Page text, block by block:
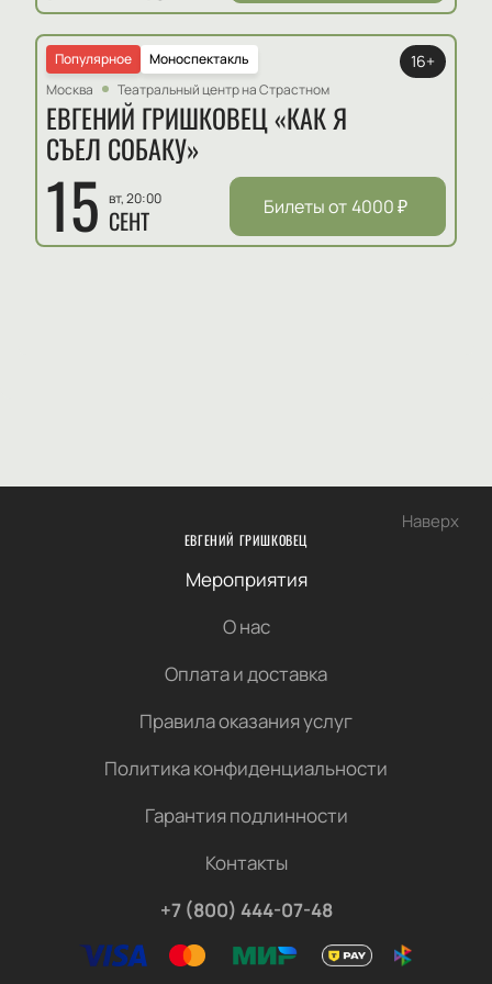
Моноспектакль
Популярное
Москва
Театральный центр на Страстном
ЕВГЕНИЙ ГРИШКОВЕЦ «КАК Я
СЪЕЛ СОБАКУ»
15 вт, 20:00
СЕНТ
16+
Билеты от 4000₽
Наверх
ЕВГЕНИЙ ГРИШКОВЕЦ
Мероприятия
О нас
Оплата и доставка
Правила оказания услуг
Политика конфиденциальности
Гарантия подлинности
Контакты
+7 (800) 444-07-48